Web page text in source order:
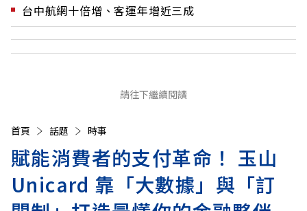
台中航網十倍增、客運年增近三成
請往下繼續閱讀
首頁 話題 時事
賦能消費者的支付革命！ 玉山
Unicard 靠「大數據」與「訂